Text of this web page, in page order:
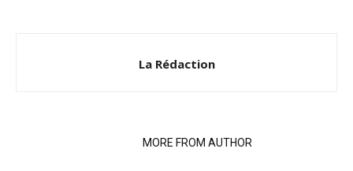
La Rédaction
MORE FROM AUTHOR